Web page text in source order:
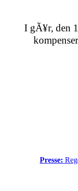
I gÃ¥r, den
Presse: